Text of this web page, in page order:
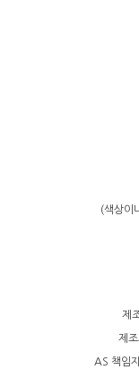
(색상이
제
제
AS 책임